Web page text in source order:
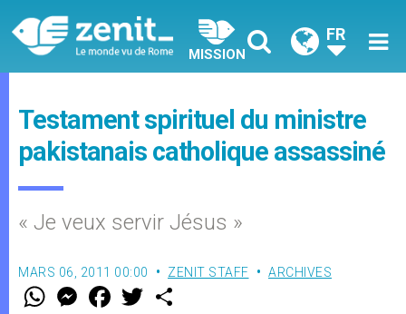
MISSION
FR
Testament spirituel du ministre
pakistanais catholique assassiné
« Je veux servir Jésus »
MARS 06, 2011 00:00 ZENIT STAFF ARCHIVES
W M
e
F
a w